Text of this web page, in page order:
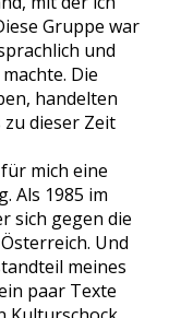
Gruppe war
und
Die
handelten
dieser Zeit
mich eine
Als 1985 im
sich gegen die
Und
meines
paar Texte